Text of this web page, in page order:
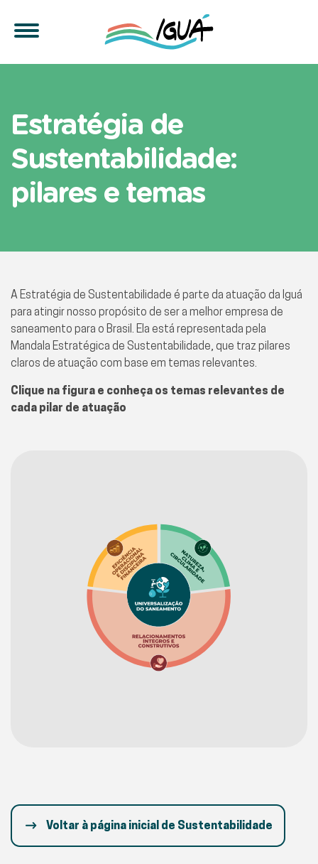
Estratégia de
Sustentabilidade:
pilares e temas
A Estratégia de Sustentabilidade é parte da atuação da Iguá
para atingir nosso propósito de ser a melhor empresa de
saneamento para o Brasil. Ela está representada pela
Mandala Estratégica de Sustentabilidade, que traz pilares
claros de atuação com base em temas relevantes.
Clique na figura e conheça os temas relevantes de
cada pilar de atuação
Voltar à página inicial de Sustentabilidade